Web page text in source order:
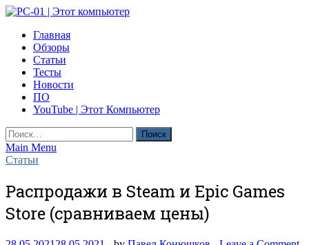
Skip
content
PC-01 | Этот компьютер
Компьютерные новости
Главная
Обзоры
Статьи
Тесты
Новости
ПО
YouTube | Этот Компьютер
Найти:
Main Menu
Статьи
Распродажи в Steam и Epic Games
Store (сравниваем цены)